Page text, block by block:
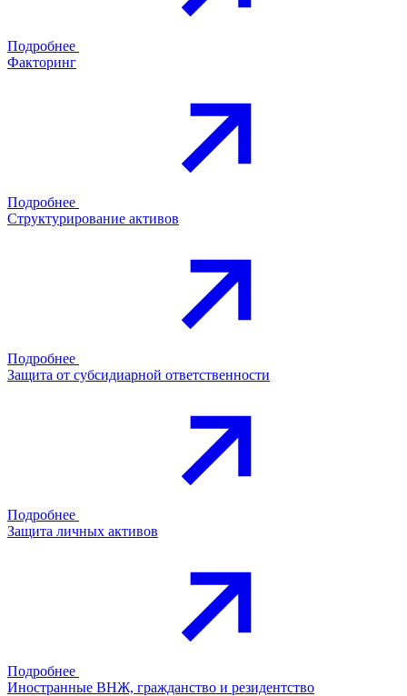
Подробнее
Факторинг
Подробнее
Структурирование активов
Подробнее
Защита от субсидиарной ответственности
Подробнее
Защита личных активов
Подробнее
Иностранные ВНЖ, гражданство и резидентство